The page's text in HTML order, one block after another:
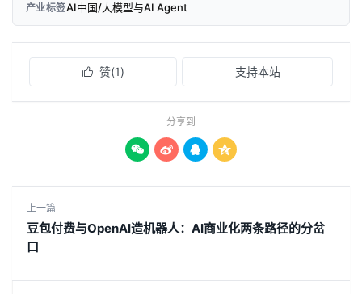
产业标签AI中国/大模型与AI Agent
 赞(1) 支持本站
分享到
   
上一篇
豆包付费与OpenAI造机器人：AI商业化两条路径的分岔
口